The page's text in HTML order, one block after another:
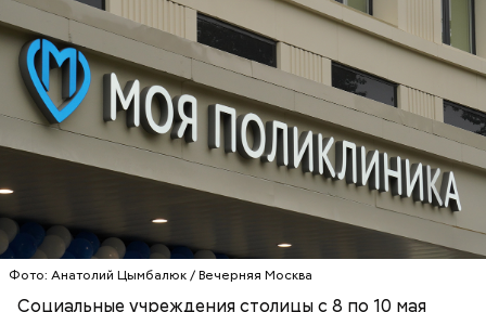
Фото: Анатолий Цымбалюк / Вечерняя Москва
Социальные учреждения столицы с 8 по 10 мая
— Модернизация мастерских помогает сократить
разрыв между учебным процессом и реальным
производством. Теперь в наших швейных
лабораториях и лаборатории напитков у каждого
студента есть свое оборудование и свой станок,
на котором они могут отработать необходимые
навыки. Это дает выпускникам конкурентные
Кинопарк «Москино» — часть проекта мэра
столицы «Москва — город кино» и объект
московского кинокластера. На экскурсиях мы
предлагаем ребятам полностью погрузиться в
киносреду — пообщаться со специалистами,
увидеть павильоны, в которых снимаются крупные
отечественные новинки. Здесь мы можем показать
учащимся старших классов весь процесс
кинопроизводства изнутри.